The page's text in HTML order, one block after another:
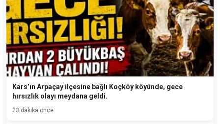
Kars’ın Arpaçay ilçesine bağlı Koçköy köyünde, gece
hırsızlık olayı meydana geldi.
23 dakika önce